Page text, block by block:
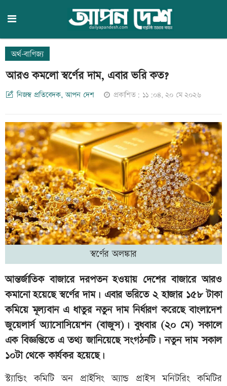
অর্থ-বাণিজ্য
আরও কমলো স্বর্ণের দাম, এবার ভরি কত?
নিজস্ব প্রতিবেদক, আপন দেশ প্রকাশিত: ১১:০৪, ২০ মে ২০২৬
স্বর্ণের অলঙ্কার
আন্তর্জাতিক বাজারে দরপতন হওয়ায় দেশের বাজারে আরও
কমানো হয়েছে স্বর্ণের দাম। এবার ভরিতে ২ হাজার ১৫৮ টাকা
কমিয়ে মূল্যবান এ ধাতুর নতুন দাম নির্ধারণ করেছে বাংলাদেশ
জুয়েলার্স অ্যাসোসিয়েশন (বাজুস)। বুধবার (২০ মে) সকালে
এক বিজ্ঞপ্তিতে এ তথ্য জানিয়েছে সংগঠনটি। নতুন দাম সকাল
১০টা থেকে কার্যকর হয়েছে।
স্ট্যান্ডিং কমিটি অন প্রাইসিং অ্যান্ড প্রাইস মনিটরিং কমিটির